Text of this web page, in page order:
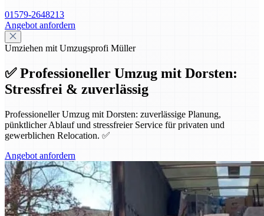
01579-2648213
Angebot anfordern
Umziehen mit Umzugsprofi Müller
✅ Professioneller Umzug mit Dorsten:
Stressfrei & zuverlässig
Professioneller Umzug mit Dorsten: zuverlässige Planung,
pünktlicher Ablauf und stressfreier Service für privaten und
gewerblichen Relocation. ✅
Angebot anfordern